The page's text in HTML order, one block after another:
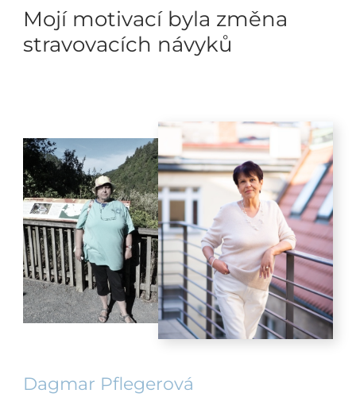
Mojí motivací byla změna
stravovacích návyků
Dagmar Pflegerová